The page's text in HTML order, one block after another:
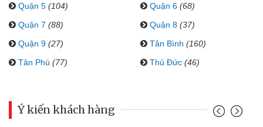
Quận 5 (104) Quận 6 (68)
Quận 7 (88) Quận 8 (37)
Quận 9 (27) Tân Bình (160)
Tân Phú (77) Thủ Đức (46)
Ý kiến khách hàng